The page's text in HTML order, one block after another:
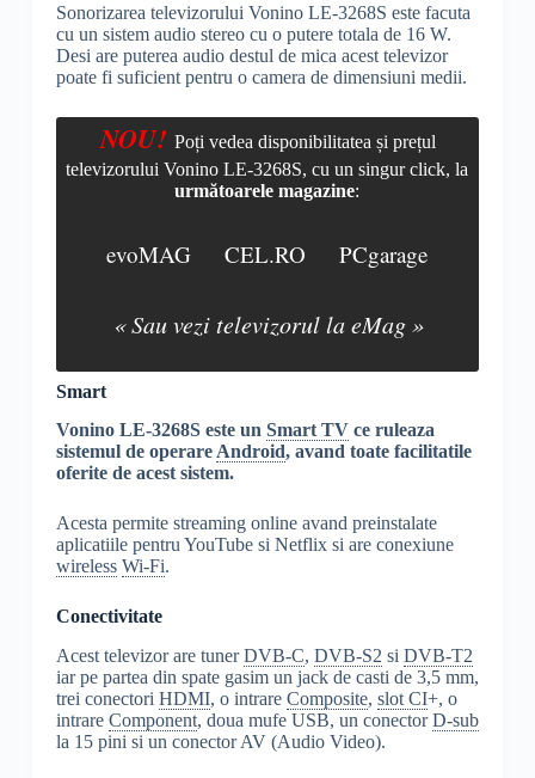
Sonorizarea televizorului Vonino LE-3268S este facuta
cu un sistem audio stereo cu o putere totala de 16 W.
Desi are puterea audio destul de mica acest televizor
poate fi suficient pentru o camera de dimensiuni medii.
NOU! Poți vedea disponibilitatea și prețul
televizorului Vonino LE-3268S, cu un singur click, la
următoarele magazine:
evoMAG CEL.RO PCgarage
« Sau vezi televizorul la eMag »
Smart
Vonino LE-3268S este un Smart TVce ruleaza
sistemul de operareAndroid, avand toate facilitatile
oferite de acest sistem.
Acesta permite streaming online avand preinstalate
aplicatiile pentru YouTube si Netflix si are conexiune
wireless Wi-Fi.
Conectivitate
Acest televizor are tunerDVB-C, DVB-S2 si DVB-T2
iar pe partea din spate gasim un jack de casti de 3,5 mm,
trei conectori HDMI, o intrare Composite, slot CI+, o
intrare Component, doua mufe USB, un conectorD-sub
la 15 pini si un conector AV (Audio Video).